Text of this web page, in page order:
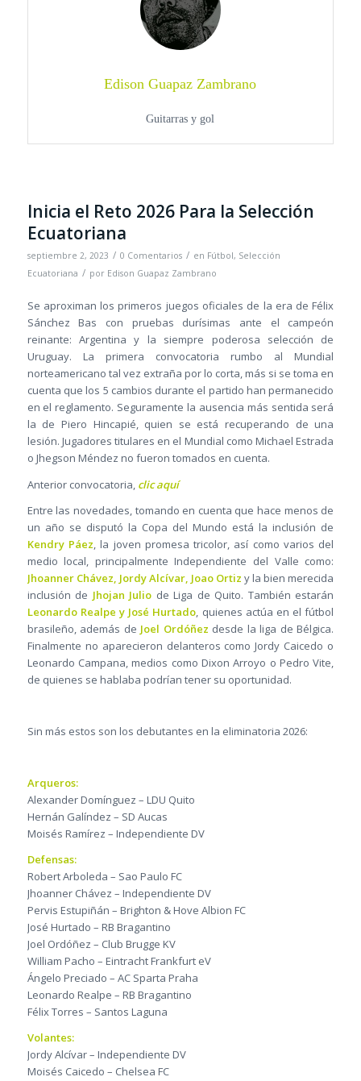
Edison Guapaz Zambrano
Guitarras y gol
Inicia el Reto 2026 Para la Selección
Ecuatoriana
septiembre 2, 2023 / 0 Comentarios / en Fútbol, Selección
Ecuatoriana / por Edison Guapaz Zambrano
Se aproximan los primeros juegos oficiales de la era de Félix
Sánchez Bas con pruebas durísimas ante el campeón
reinante: Argentina y la siempre poderosa selección de
Uruguay. La primera convocatoria rumbo al Mundial
norteamericano tal vez extraña por lo corta, más si se toma en
cuenta que los 5 cambios durante el partido han permanecido
en el reglamento. Seguramente la ausencia más sentida será
la de Piero Hincapié, quien se está recuperando de una
lesión. Jugadores titulares en el Mundial como Michael Estrada
o Jhegson Méndez no fueron tomados en cuenta.
Anterior convocatoria, clic aquí
Entre las novedades, tomando en cuenta que hace menos de
un año se disputó la Copa del Mundo está la inclusión de
Kendry Páez , la joven promesa tricolor, así como varios del
medio local, principalmente Independiente del Valle como:
Jhoanner Chávez, Jordy Alcívar, Joao Ortiz y la bien merecida
inclusión de Jhojan Julio de Liga de Quito. También estarán
Leonardo Realpe y José Hurtado , quienes actúa en el fútbol
brasileño, además de Joel Ordóñez desde la liga de Bélgica.
Finalmente no aparecieron delanteros como Jordy Caicedo o
Leonardo Campana, medios como Dixon Arroyo o Pedro Vite,
de quienes se hablaba podrían tener su oportunidad.
Sin más estos son los debutantes en la eliminatoria 2026:
Arqueros:
Alexander Domínguez – LDU Quito
Hernán Galíndez – SD Aucas
Moisés Ramírez – Independiente DV
Defensas:
Robert Arboleda – Sao Paulo FC
Jhoanner Chávez – Independiente DV
Pervis Estupiñán – Brighton & Hove Albion FC
José Hurtado – RB Bragantino
Joel Ordóñez – Club Brugge KV
William Pacho – Eintracht Frankfurt eV
Ángelo Preciado – AC Sparta Praha
Leonardo Realpe – RB Bragantino
Félix Torres – Santos Laguna
Volantes:
Jordy Alcívar – Independiente DV
Moisés Caicedo – Chelsea FC